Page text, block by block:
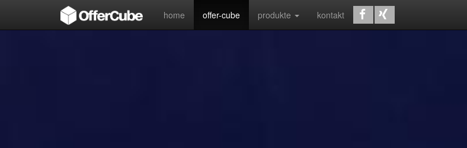
home offer-cube produkte kontakt